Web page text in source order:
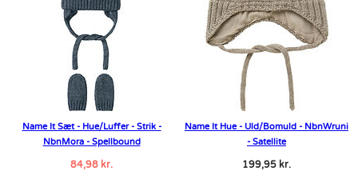
Name It Sæt - Hue/Luffer - Strik -
NbnMora - Spellbound
84,98 kr.
Name It Hue - Uld/Bomuld - NbnWruni
- Satellite
199,95 kr.